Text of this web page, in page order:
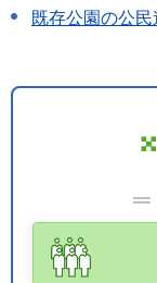
既存公園の公民